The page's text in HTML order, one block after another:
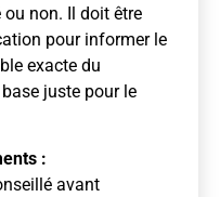
ou non. Il doit être
pour informer le
exacte du
juste pour le
:
avant